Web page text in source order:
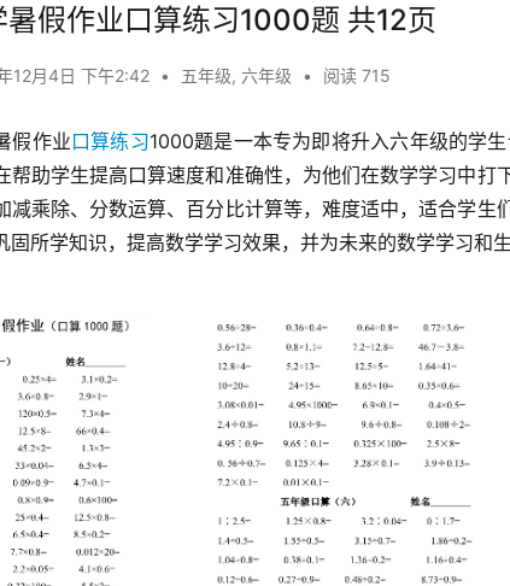
暑假作业口算练习1000题 共12页
12月4日 下午2:42 • 五年级, 六年级 • 阅读 715
假作业口算练习1000题是一本专为即将升入六年级的学
帮助学生提高口算速度和准确性，为他们在数学学习中打
减乘除、分数运算、百分比计算等，难度适中，适合学生
固所学知识，提高数学学习效果，并为未来的数学学习和生